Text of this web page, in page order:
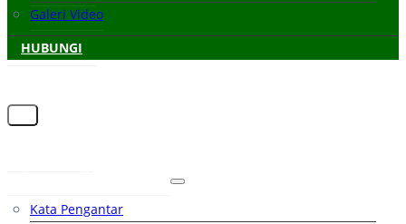
Galeri Video
HUBUNGI
Kata Pengantar